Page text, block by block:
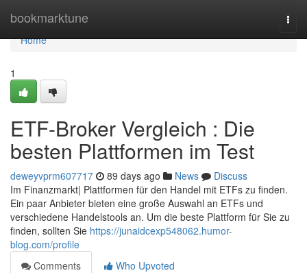
bookmarktune
Home
Home
1
ETF-Broker Vergleich : Die
besten Plattformen im Test
deweyvprm607717 89 days ago News
Discuss
Im Finanzmarkt| Plattformen für den Handel mit ETFs zu finden.
Ein paar Anbieter bieten eine große Auswahl an ETFs und
verschiedene Handelstools an. Um die beste Plattform für Sie zu
finden, sollten Sie https://junaidcexp548062.humor-
blog.com/profile
Comments
Who Upvoted